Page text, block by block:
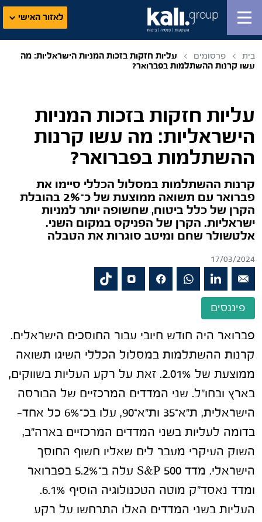
לאזור האישי
בית פרסומים
עליות חזקות בזכות המניות הישראליות: מה
עשו קרנות ההשתלמות בפברואר?
עליות חזקות בזכות המניות
הישראליות: מה עשו קרנות
ההשתלמות בפברואר?
קרנות ההשתלמות במסלול הכללי סיימו את
פברואר עם תשואה ממוצעת של כ־2% בהובלת
הקרן של כלל ביטוח, שחשופה יותר למניות
ישראליות. הקרן של הפניקס במקום השני.
אלטשולר שחם ומיטב סוגרות את הטבלה
17/03/2024
פיננסים
פברואר היה חודש חיובי עבור החוסכים הישראלים.
קרנות ההשתלמות במסלול הכללי השיגו תשואה
ממוצעת של 2.01%. זאת על רקע העליות בשווקים,
בארץ ובחו"ל. שני המדדים המרכזיים של הבורסה
הישראלית, ת"א־35 ות"א־90, עלו בכ־6% כל אחד-
בדומה לעליות בשני המדדים המרכזיים בארה"ב,
השוק העיקרי מעבר לים שאליו חשוף החוסך
הישראלי. מדד S&P 500 עלה ב־5.2% בפברואר
ומדד נאסד"ק מוטה הטכנולוגיה הוסיף 6.1%.
העליות בשני המדדים האלו התרחשו על רקע